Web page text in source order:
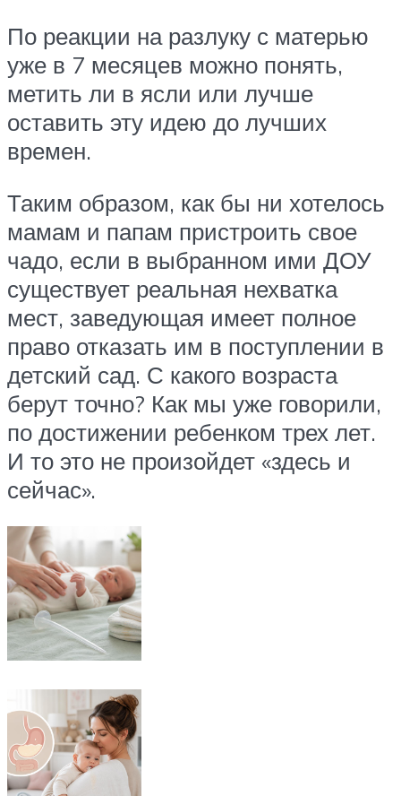
По реакции на разлуку с матерью
уже в 7 месяцев можно понять,
метить ли в ясли или лучше
оставить эту идею до лучших
времен.
Таким образом, как бы ни хотелось
мамам и папам пристроить свое
чадо, если в выбранном ими ДОУ
существует реальная нехватка
мест, заведующая имеет полное
право отказать им в поступлении в
детский сад. С какого возраста
берут точно? Как мы уже говорили,
по достижении ребенком трех лет.
И то это не произойдет «здесь и
сейчас».